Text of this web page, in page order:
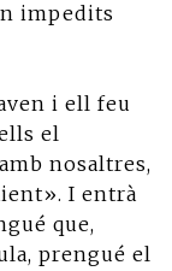
impedits
i ell feu
el
nosaltres,
I entrà
que,
prengué el